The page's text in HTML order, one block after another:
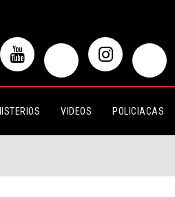
VIDEOS POLICIACAS
riña familiar en Tlajomulco